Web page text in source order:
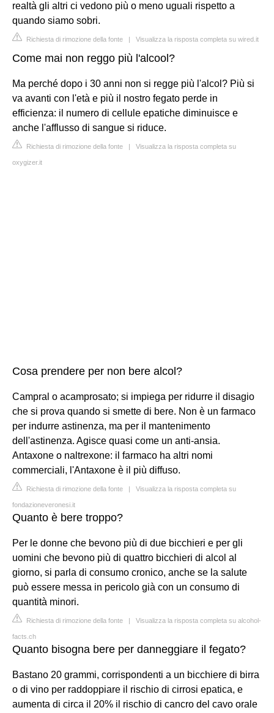
realtà gli altri ci vedono più o meno uguali rispetto a
quando siamo sobri.
Richiesta di rimozione della fonte | Visualizza la risposta completa su wired.it
Come mai non reggo più l'alcool?
Ma perché dopo i 30 anni non si regge più l'alcol? Più si
va avanti con l'età e più il nostro fegato perde in
efficienza: il numero di cellule epatiche diminuisce e
anche l'afflusso di sangue si riduce.
Richiesta di rimozione della fonte | Visualizza la risposta completa su
oxygizer.it
Cosa prendere per non bere alcol?
Campral o acamprosato; si impiega per ridurre il disagio
che si prova quando si smette di bere. Non è un farmaco
per indurre astinenza, ma per il mantenimento
dell'astinenza. Agisce quasi come un anti-ansia.
Antaxone o naltrexone: il farmaco ha altri nomi
commerciali, l'Antaxone è il più diffuso.
Richiesta di rimozione della fonte | Visualizza la risposta completa su
fondazioneveronesi.it
Quanto è bere troppo?
Per le donne che bevono più di due bicchieri e per gli
uomini che bevono più di quattro bicchieri di alcol al
giorno, si parla di consumo cronico, anche se la salute
può essere messa in pericolo già con un consumo di
quantità minori.
Richiesta di rimozione della fonte | Visualizza la risposta completa su alcohol-
facts.ch
Quanto bisogna bere per danneggiare il fegato?
Bastano 20 grammi, corrispondenti a un bicchiere di birra
o di vino per raddoppiare il rischio di cirrosi epatica, e
aumenta di circa il 20% il rischio di cancro del cavo orale